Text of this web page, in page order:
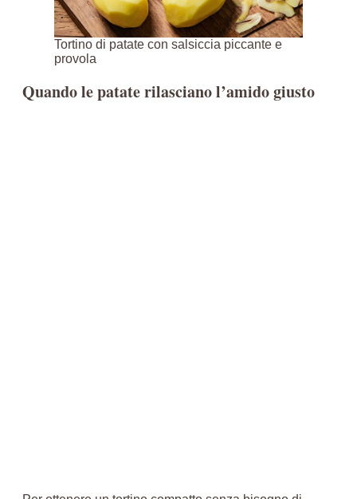
Tortino di patate con salsiccia piccante e
provola
Quando le patate rilasciano l’amido giusto